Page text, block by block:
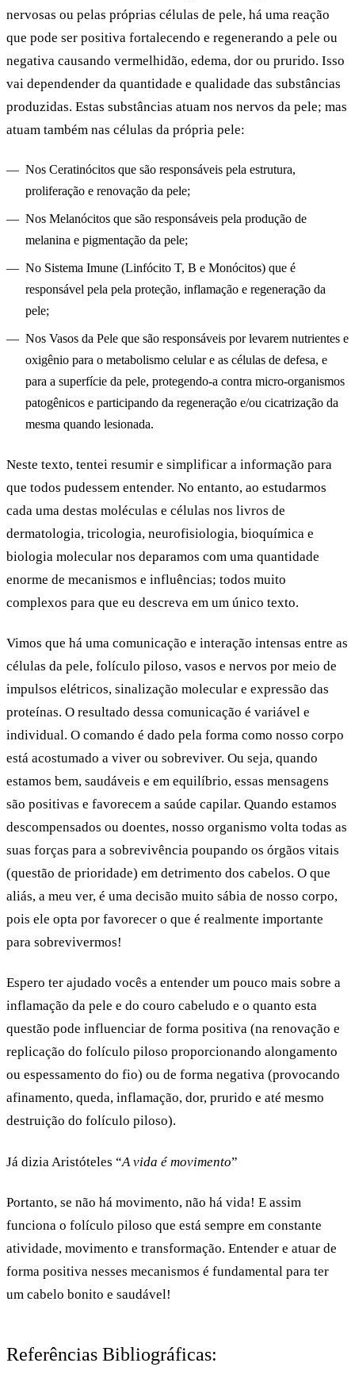
nervosas ou pelas próprias células de pele, há uma reação
que pode ser positiva fortalecendo e regenerando a pele ou
negativa causando vermelhidão, edema, dor ou prurido. Isso
vai dependender da quantidade e qualidade das substâncias
produzidas. Estas substâncias atuam nos nervos da pele; mas
atuam também nas células da própria pele:
Nos Ceratinócitos que são responsáveis pela estrutura,
proliferação e renovação da pele;
Nos Melanócitos que são responsáveis pela produção de
melanina e pigmentação da pele;
No Sistema Imune (Linfócito T, B e Monócitos) que é
responsável pela pela proteção, inflamação e regeneração da
pele;
Nos Vasos da Pele que são responsáveis por levarem nutrientes e
oxigênio para o metabolismo celular e as células de defesa, e
para a superfície da pele, protegendo-a contra micro-organismos
patogênicos e participando da regeneração e/ou cicatrização da
mesma quando lesionada.
Neste texto, tentei resumir e simplificar a informação para
que todos pudessem entender. No entanto, ao estudarmos
cada uma destas moléculas e células nos livros de
dermatologia, tricologia, neurofisiologia, bioquímica e
biologia molecular nos deparamos com uma quantidade
enorme de mecanismos e influências; todos muito
complexos para que eu descreva em um único texto.
Vimos que há uma comunicação e interação intensas entre as
células da pele, folículo piloso, vasos e nervos por meio de
impulsos elétricos, sinalização molecular e expressão das
proteínas. O resultado dessa comunicação é variável e
individual. O comando é dado pela forma como nosso corpo
está acostumado a viver ou sobreviver. Ou seja, quando
estamos bem, saudáveis e em equilíbrio, essas mensagens
são positivas e favorecem a saúde capilar. Quando estamos
descompensados ou doentes, nosso organismo volta todas as
suas forças para a sobrevivência poupando os órgãos vitais
(questão de prioridade) em detrimento dos cabelos. O que
aliás, a meu ver, é uma decisão muito sábia de nosso corpo,
pois ele opta por favorecer o que é realmente importante
para sobrevivermos!
Espero ter ajudado vocês a entender um pouco mais sobre a
inflamação da pele e do couro cabeludo e o quanto esta
questão pode influenciar de forma positiva (na renovação e
replicação do folículo piloso proporcionando alongamento
ou espessamento do fio) ou de forma negativa (provocando
afinamento, queda, inflamação, dor, prurido e até mesmo
destruição do folículo piloso).
Já dizia Aristóteles “A vida é movimento”
Portanto, se não há movimento, não há vida! E assim
funciona o folículo piloso que está sempre em constante
atividade, movimento e transformação. Entender e atuar de
forma positiva nesses mecanismos é fundamental para ter
um cabelo bonito e saudável!
Referências Bibliográficas: